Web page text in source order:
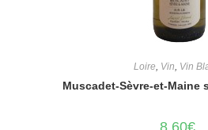
Loire, Vin, Vin
Muscadet-Sèvre-et-Maine